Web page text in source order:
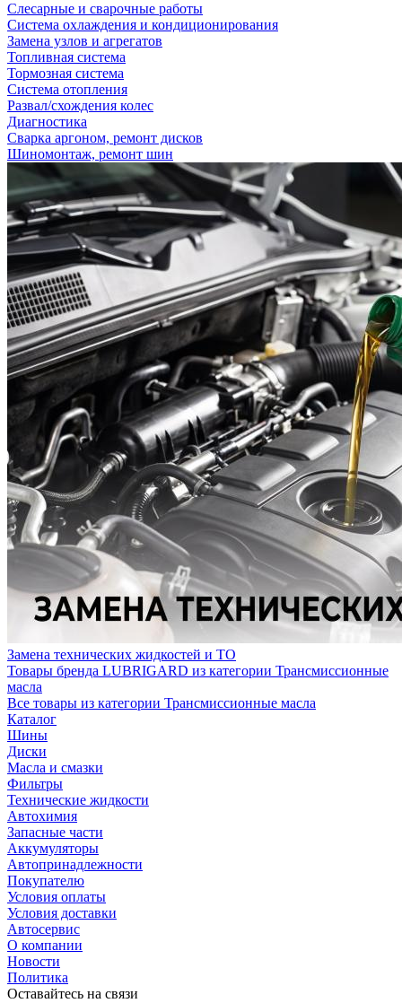
Слесарные и сварочные работы
Система охлаждения и кондиционирования
Замена узлов и агрегатов
Топливная система
Тормозная система
Система отопления
Развал/схождения колес
Диагностика
Сварка аргоном, ремонт дисков
Шиномонтаж, ремонт шин
Замена технических жидкостей и ТО
Товары бренда LUBRIGARD из категории Трансмиссионные
масла
Все товары из категории Трансмиссионные масла
Каталог
Шины
Диски
Масла и смазки
Фильтры
Технические жидкости
Автохимия
Запасные части
Аккумуляторы
Автопринадлежности
Покупателю
Условия оплаты
Условия доставки
Автосервис
О компании
Новости
Политика
Оставайтесь на связи